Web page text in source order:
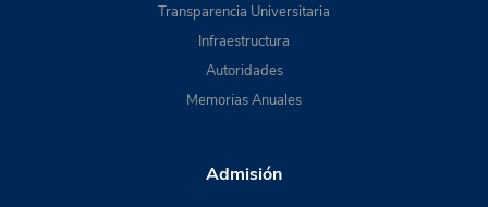
Transparencia Universitaria
Infraestructura
Autoridades
Memorias Anuales
Admisión